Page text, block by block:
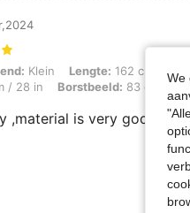
Klein, Lengte: 162 cm / 64 in,
Klein Lengte: 162 cm / 64 in
/ 28 in Borstbeeld: 83 cm / 33
,material is very good,
We